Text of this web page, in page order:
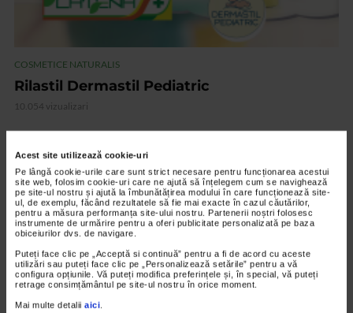
Acest site utilizează cookie-uri
Pe lângă cookie-urile care sunt strict necesare pentru funcționarea acestui
site web, folosim cookie-uri care ne ajută să înțelegem cum se navighează
pe site-ul nostru și ajută la îmbunătățirea modului în care funcționează site-
ul, de exemplu, făcând rezultatele să fie mai exacte în cazul căutărilor,
pentru a măsura performanța site-ului nostru. Partenerii noștri folosesc
instrumente de urmărire pentru a oferi publicitate personalizată pe baza
obiceiurilor dvs. de navigare.
Puteți face clic pe „Acceptă si continuă” pentru a fi de acord cu aceste
utilizări sau puteți face clic pe „Personalizează setările” pentru a vă
configura opțiunile. Vă puteți modifica preferințele și, în special, vă puteți
retrage consimțământul pe site-ul nostru în orice moment.
Mai multe detalii aici
COSMETICE NATURALIS
Rilastil Dermastil Pediatric
10.054 vizualizari
VIDEO